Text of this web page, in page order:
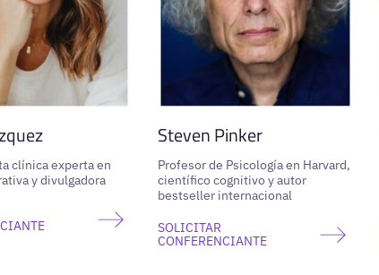
clínica experta en
y divulgadora
Steven Pinker
Profesor de Psicología en Harvard,
científico cognitivo y autor
bestseller internacional
SOLICITAR
CONFERENCIANTE